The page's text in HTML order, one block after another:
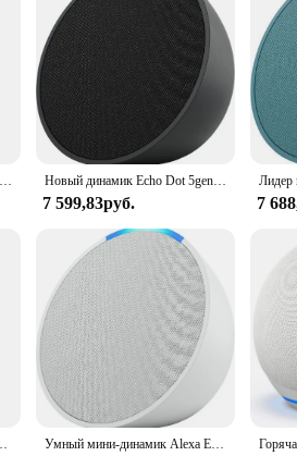
enhance your daily life with the power of
setting alarms, playing music, or
sound that fills any room. Whether you're
powerful audio output, making it an
Its sleek design blends seamlessly
5th generation is the ultimate hub for
design allows you to take it from
to an outlet. Additionally, the Echo
make it a must-have for both
Оригинальный Alexa 5-го поколения Echo Dot Smart Sound Control Портативный Bluetooth-динамик Домашний голосовой помощник Новый динамик Echo Dot 5gen Alexa Voice Assistant, умный дом, концентратор 5-го поколения, умный дом для ПК, интеллектуальный динамик, распродажа
7 599,83руб. 7
умный звуковой звуковой динамик, доступный с Alexa Умный мини-динамик Alexa Echo S Dot 5-го поколения с поддержкой Wi-Fi